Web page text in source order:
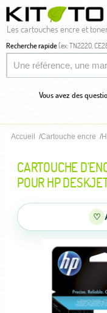
Les cartouches encre et
Recherche rapide(ex: TN2220,
Vous avez des
Accueil Cartouche encre
CARTOUCHE
POUR HP
♡